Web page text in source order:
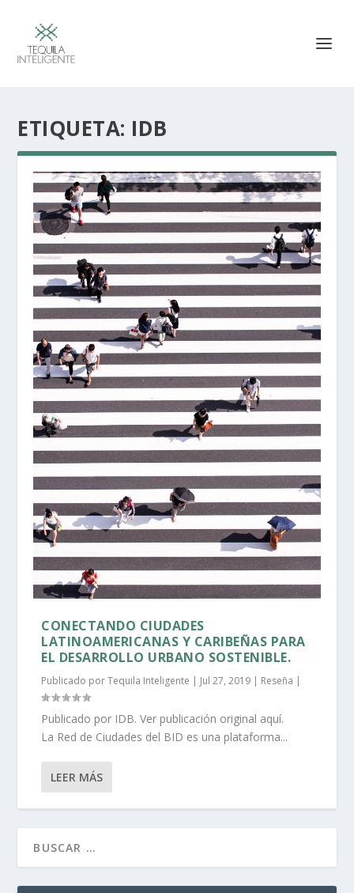
ETIQUETA: IDB
CONECTANDO CIUDADES
LATINOAMERICANAS Y CARIBEÑAS PARA
EL DESARROLLO URBANO SOSTENIBLE.
Publicado porTequila Inteligente | Jul 27, 2019 | Reseña |
Publicado por IDB. Ver publicación original aquí.
La Red de Ciudades del BID es una plataforma...
LEER MÁS